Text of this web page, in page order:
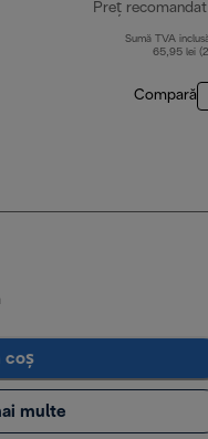
Preț recomandat
Sumă TVA
65,95 lei
Compară
coș
multe